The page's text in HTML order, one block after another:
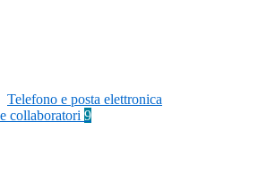
Telefono e posta elettronica
collaboratori 9